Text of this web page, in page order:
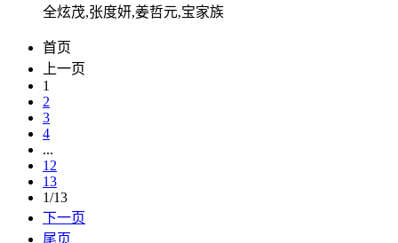
全炫茂,张度妍,姜哲元,宝家族
首页
上一页
1
2
3
4
...
12
13
1/13
下一页
尾页